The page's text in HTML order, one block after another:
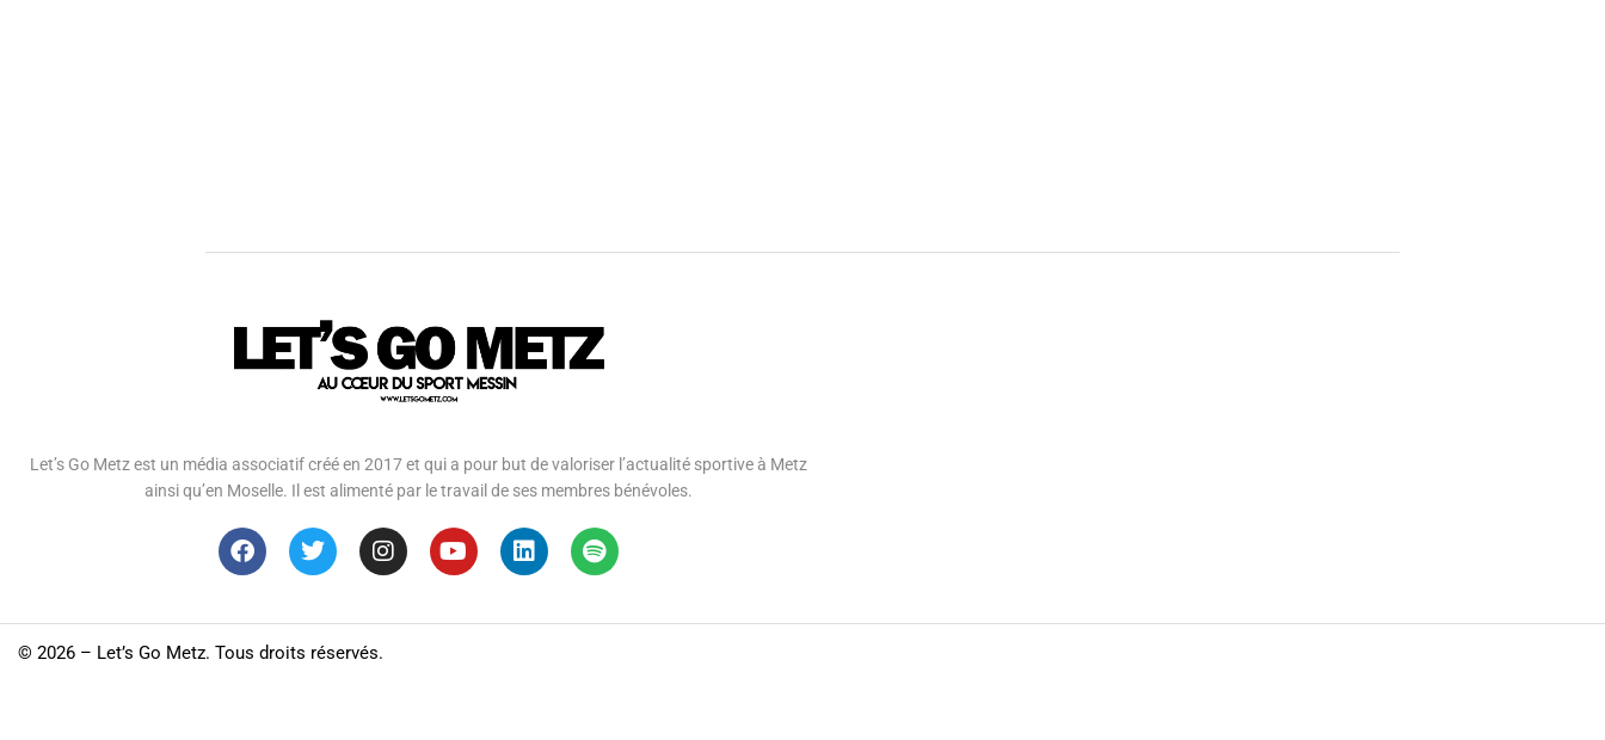
Let’s Go Metz est un média associatif créé en 2017 et qui a pour but de valoriser l’actualité sportive à Metz
ainsi qu’en Moselle. Il est alimenté par le travail de ses membres bénévoles.
© 2026 – Let’s Go Metz. Tous droits réservés.